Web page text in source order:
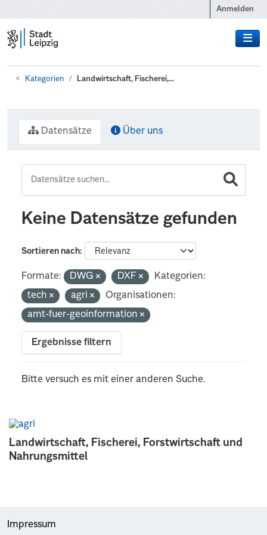
Anmelden
Kategorien Landwirtschaft, Fischerei,...
Landwirtschaft, Fischerei, Forstwirtschaft und
Nahrungsmittel
Datensätze Über uns
Keine Datensätze gefunden
Sortieren nach
Formate: DWG DXF
Kategorien:
tech
agri
Organisationen:
amt-fuer-geoinformation
Ergebnisse filtern
Bitte versuch es mit einer anderen Suche.
Impressum